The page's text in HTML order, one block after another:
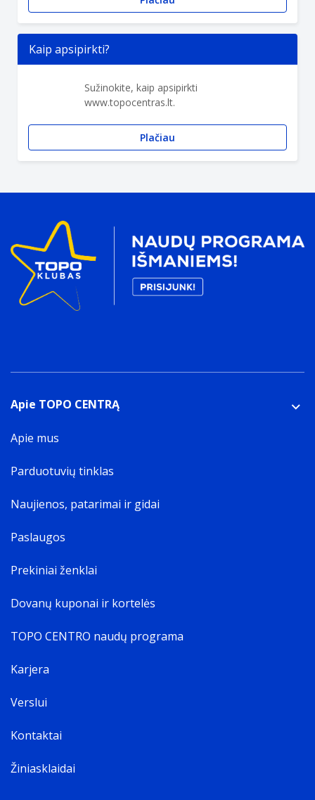
Kaip apsipirkti?
Sužinokite, kaip apsipirkti
www.topocentras.lt.
Plačiau
Apie TOPO CENTRĄ
Apie mus
Parduotuvių tinklas
Naujienos, patarimai ir gidai
Paslaugos
Prekiniai ženklai
Dovanų kuponai ir kortelės
TOPO CENTRO naudų programa
Karjera
Verslui
Kontaktai
Žiniasklaidai